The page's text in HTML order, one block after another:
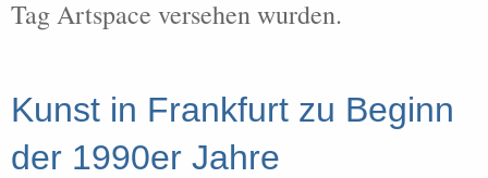
Tag Artspace versehen wurden.
Kunst in Frankfurt zu Beginn
der 1990er Jahre